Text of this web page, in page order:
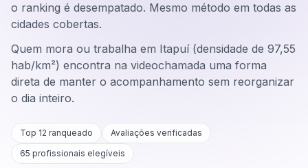
o ranking é desempatado. Mesmo método em todas as
cidades cobertas.
Quem mora ou trabalha em Itapuí (densidade de 97,55
hab/km²) encontra na videochamada uma forma
direta de manter o acompanhamento sem reorganizar
o dia inteiro.
Top 12 ranqueado
Avaliações verificadas
65 profissionais elegíveis